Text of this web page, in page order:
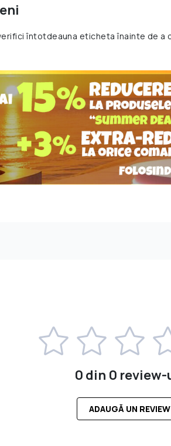
întotdeauna eticheta înainte de
0 din 0 review-
ADAUGĂ UN REVIEW